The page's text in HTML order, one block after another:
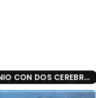
CON DOS CEREBROS'